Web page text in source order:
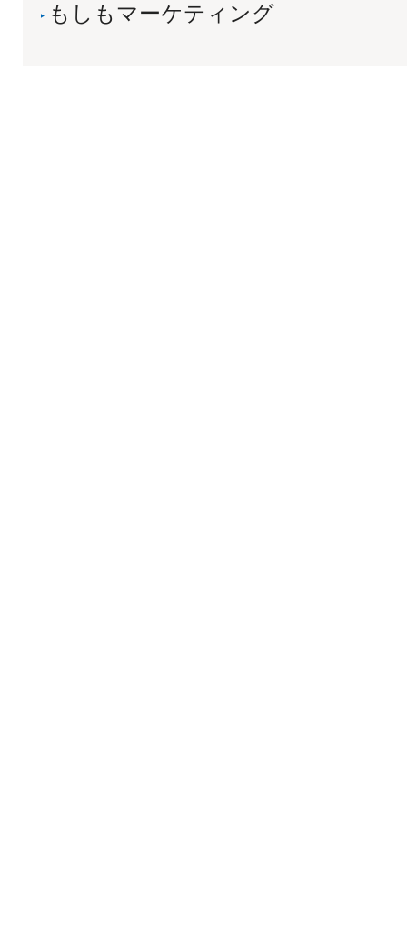
もしもマーケティング